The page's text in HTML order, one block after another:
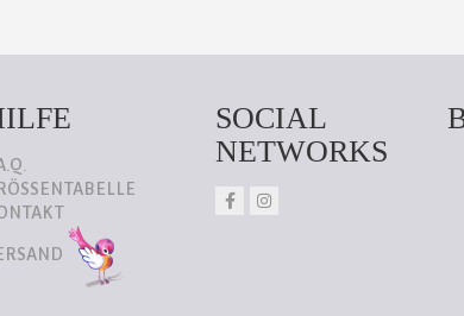
SOCIAL
NETWORKS